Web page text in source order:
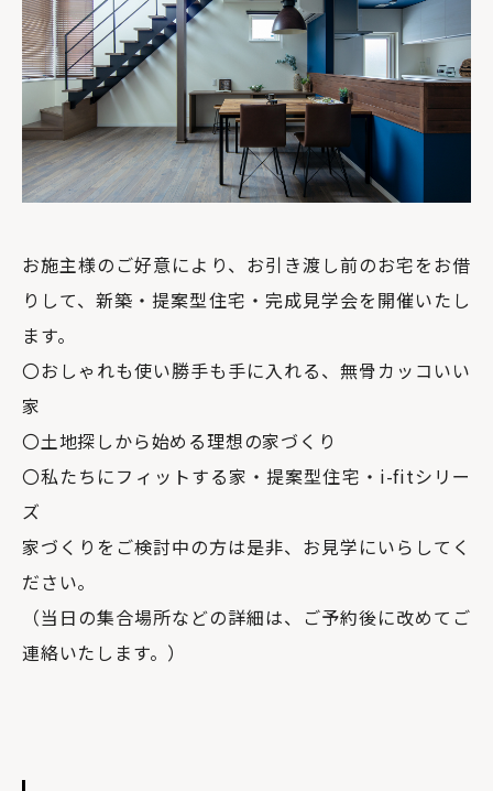
お施主様のご好意により、お引き渡し前のお宅をお借
りして、新築・提案型住宅・完成見学会を開催いたし
ます。
〇おしゃれも使い勝手も手に入れる、無骨カッコいい
家
〇土地探しから始める理想の家づくり
〇私たちにフィットする家・提案型住宅・i-fitシリー
ズ
家づくりをご検討中の方は是非、お見学にいらしてく
ださい。
（当日の集合場所などの詳細は、ご予約後に改めてご
連絡いたします。）